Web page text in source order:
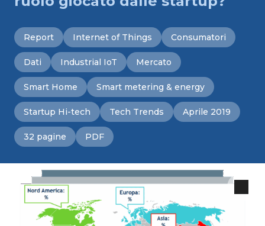
Report Internet of Things Consumatori
Dati Industrial IoT Mercato
Smart Home Smart metering & energy
Startup Hi-tech Tech Trends Aprile 2019
32 pagine PDF